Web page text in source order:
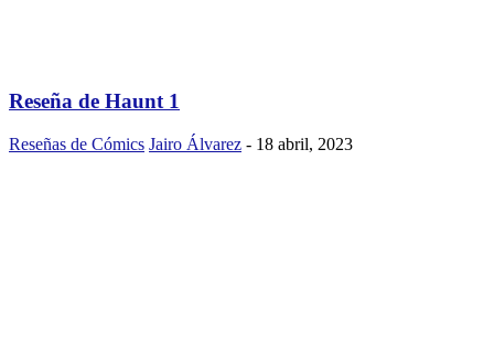
Reseña de Haunt 1
Reseñas de Cómics Jairo Álvarez - 18 abril, 2023